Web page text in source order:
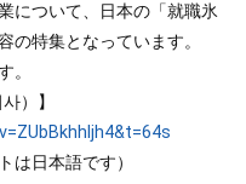
について、日本の「就職氷
の特集となっています。
。
）】
は日本語です）